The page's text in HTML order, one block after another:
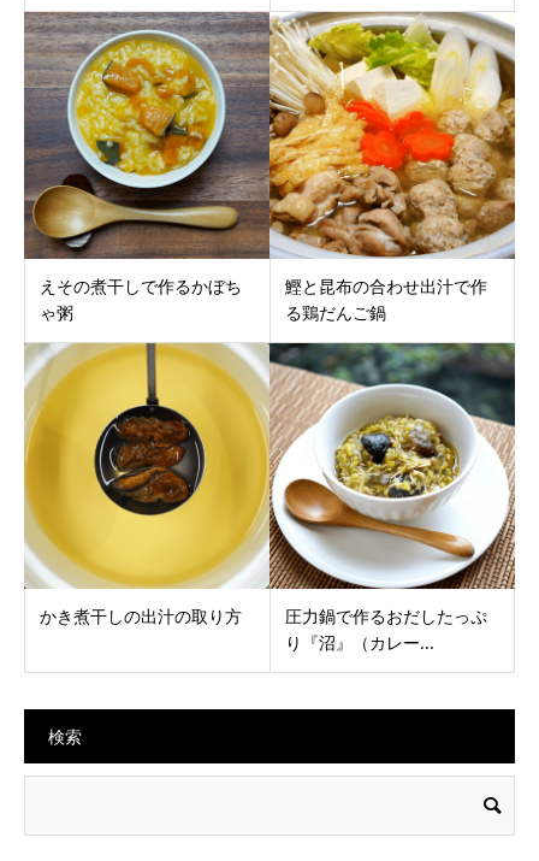
えその煮干しで作るかぼち
ゃ粥
鰹と昆布の合わせ出汁で作
る鶏だんご鍋
かき煮干しの出汁の取り方
圧力鍋で作るおだしたっぷ
り『沼』（カレー...
検索